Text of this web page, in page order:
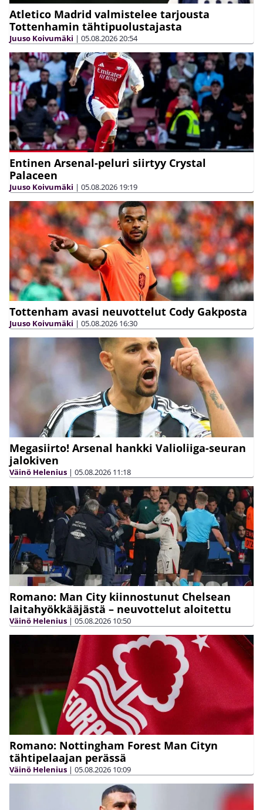
Atletico Madrid valmistelee tarjousta
Tottenhamin tähtipuolustajasta
Juuso Koivumäki | 05.08.202620:54
Entinen Arsenal-peluri siirtyy Crystal
Palaceen
Juuso Koivumäki | 05.08.2026 19:19
Tottenham avasi neuvottelut Cody Gakposta
Juuso Koivumäki | 05.08.2026 16:30
Megasiirto! Arsenal hankki Valioliiga-seuran
jalokiven
Väinö Helenius | 05.08.2026 11:18
Romano: Man City kiinnostunut Chelsean
laitahyökkääjästä – neuvottelut aloitettu
Väinö Helenius | 05.08.2026 10:50
Romano: Nottingham Forest Man Cityn
tähtipelaajan perässä
Väinö Helenius | 05.08.2026 10:09